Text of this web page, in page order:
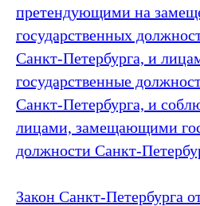
претендующими на
государственных
Санкт‑Петербурга, и
государственные
Санкт‑Петербурга, и
лицами, замещающими
должности
Закон Санкт‑Петербурга